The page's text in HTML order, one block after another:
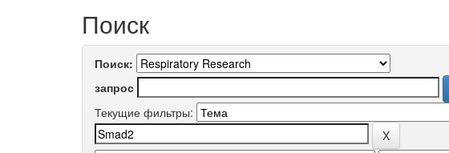
Поиск
Поиск:
запрос
Текущие фильтры: